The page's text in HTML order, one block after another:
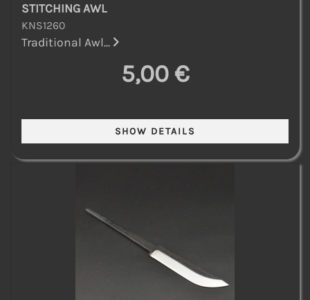
STITCHING AWL
KNS1260
Traditional Awl...
5,00 €